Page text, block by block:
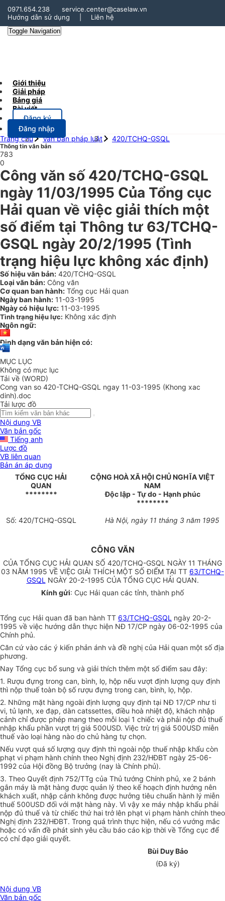
0971.654.238
service.center@caselaw.vn
Hướng dẫn sử dụng
Liên hệ
Toggle Navigation
Giới thiệu
Giải pháp
Bảng giá
Bài viết
Đăng ký
Đăng nhập
Trang chủ
Văn bản pháp luật 420/TCHQ-GSQL
Thông tin văn bản
783
0
Công văn số 420/TCHQ-GSQL
ngày 11/03/1995 Của Tổng cục
Hải quan về việc giải thích một
số điểm tại Thông tư 63/TCHQ-
GSQL ngày 20/2/1995 (Tình
trạng hiệu lực không xác định)
Số hiệu văn bản: 420/TCHQ-GSQL
Loại văn bản: Công văn
Cơ quan ban hành: Tổng cục Hải quan
Ngày ban hành: 11-03-1995
Ngày có hiệu lực: 11-03-1995
Tình trạng hiệu lực: Không xác định
Ngôn ngữ:
Định dạng văn bản hiện có:
MỤC LỤC
Không có mục lục
Tải về (WORD)
Cong van so 420-TCHQ-GSQL ngay 11-03-1995 (Khong xac
dinh).doc
Tải lược đồ
Nội dung VB
Văn bản gốc
Tiếng anh
Lược đồ
VB liên quan
Bản án áp dụng
TỔNG CỤC HẢI
QUAN
********
CỘNG HOÀ XÃ HỘI CHỦ NGHĨA VIỆT
NAM
Độc lập - Tự do - Hạnh phúc
********
Số: 420/TCHQ-GSQL Hà Nội, ngày 11 tháng 3 năm 1995
CÔNG VĂN
CỦA TỔNG CỤC HẢI QUAN SỐ 420/TCHQ-GSQL NGÀY 11 THÁNG
03 NĂM 1995 VỀ VIỆC GIẢI THÍCH MỘT SỐ ĐIỂM TẠI TT 63/TCHQ-
GSQL NGÀY 20-2-1995 CỦA TỔNG CỤC HẢI QUAN.
Kính gửi: Cục Hải quan các tỉnh, thành phố
Tổng cục Hải quan đã ban hành TT 63/TCHQ-GSQL ngày 20-2-
1995 về việc hướng dẫn thực hiện NĐ 17/CP ngày 06-02-1995 của
Chính phủ.
Căn cứ vào các ý kiến phản ánh và đề nghị của Hải quan một số địa
phương.
Nay Tổng cục bổ sung và giải thích thêm một số điểm sau đây:
1. Rượu đựng trong can, bình, lọ, hộp nếu vượt định lượng quy định
thì nộp thuế toàn bộ số rượu đựng trong can, bình, lọ, hộp.
2. Những mặt hàng ngoài định lượng quy định tại NĐ 17/CP như ti
vi, tủ lạnh, xe đạp, dàn catssettes, điều hoà nhiệt độ, khách nhập
cảnh chỉ được phép mang theo mỗi loại 1 chiếc và phải nộp đủ thuế
nhập khẩu phần vượt trị giá 500USD. Việc trừ trị giá 500USD miễn
thuế vào loại hàng nào do chủ hàng tự chọn.
Nếu vượt quá số lượng quy định thì ngoài nộp thuế nhập khẩu còn
phạt vi phạm hành chính theo Nghị định 232/HĐBT ngày 25-06-
1992 của Hội đồng Bộ trưởng (nay là Chính phủ).
3. Theo Quyết định 752/TTg của Thủ tướng Chính phủ, xe 2 bánh
gắn máy là mặt hàng được quản lý theo kế hoạch định hướng nên
khách xuất, nhập cảnh không được hưởng tiêu chuẩn hành lý miễn
thuế 500USD đối với mặt hàng này. Vì vậy xe máy nhập khẩu phải
nộp đủ thuế và từ chiếc thứ hai trở lên phạt vi phạm hành chính theo
Nghị định 232/HĐBT. Trong quá trình thực hiện, nếu có vướng mắc
hoặc có vấn đề phát sinh yêu cầu báo cáo kịp thời về Tổng cục để
có chỉ đạo giải quyết.
Bùi Duy Bảo
(Đã ký)
Nội dung VB
Văn bản gốc